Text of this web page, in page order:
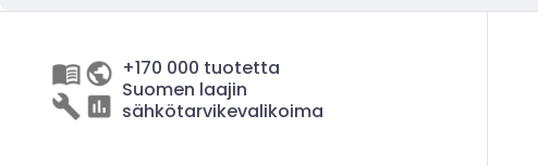
+170 000 tuotetta
Suomen laajin
sähkötarvikevalikoima